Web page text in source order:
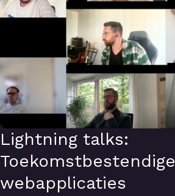
Lightning talks:
Toekomstbestendige
webapplicaties